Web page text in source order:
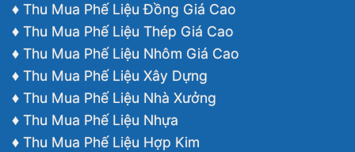
♦ Thu Mua Phế Liệu Đồng Giá Cao
♦ Thu Mua Phế Liệu Thép Giá Cao
♦ Thu Mua Phế Liệu Nhôm Giá Cao
♦ Thu Mua Phế Liệu Xây Dựng
♦ Thu Mua Phế Liệu Nhà Xưởng
♦ Thu Mua Phế Liệu Nhựa
♦ Thu Mua Phế Liệu Hợp Kim